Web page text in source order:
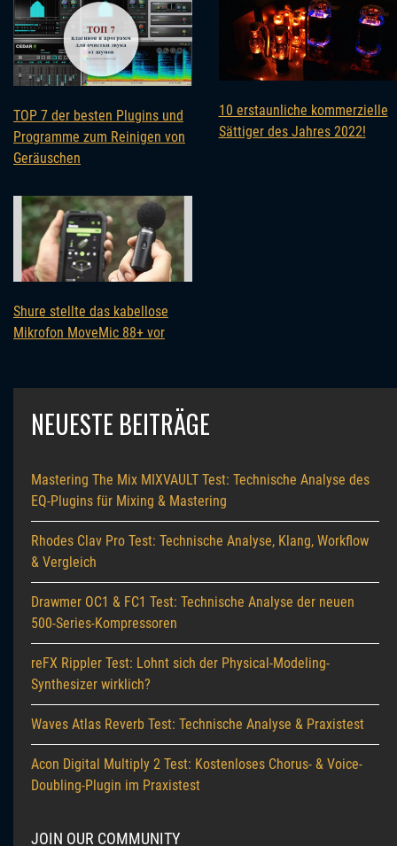
TOP 7 der besten Plugins und
Programme zum Reinigen von
Geräuschen
10 erstaunliche kommerzielle
Sättiger des Jahres 2022!
Shure stellte das kabellose
Mikrofon MoveMic 88+ vor
NEUESTE BEITRÄGE
Mastering The Mix MIXVAULT Test: Technische Analyse des
EQ-Plugins für Mixing & Mastering
Rhodes Clav Pro Test: Technische Analyse, Klang, Workflow
& Vergleich
Drawmer OC1 & FC1 Test: Technische Analyse der neuen
500-Series-Kompressoren
reFX Rippler Test: Lohnt sich der Physical-Modeling-
Synthesizer wirklich?
Waves Atlas Reverb Test: Technische Analyse & Praxistest
Acon Digital Multiply 2 Test: Kostenloses Chorus- & Voice-
Doubling-Plugin im Praxistest
JOIN OUR COMMUNITY